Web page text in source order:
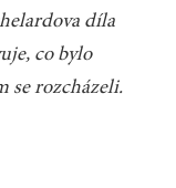
díla
co bylo
se rozcházeli.